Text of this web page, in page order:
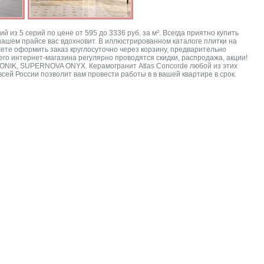
5 серий по цене от 595 до 3336 руб. за м². Всегда приятно купить
прайсе вас вдохновит. В иллюстрированном каталоге плитки на
оформить заказ круглосуточно через корзину, предварительно
интернет-магазина регулярно проводятся скидки, распродажа, акции!
SUPERNOVA ONYX. Керамогранит Atlas Concorde любой из этих
России позволит вам провести работы в в вашей квартире в срок.